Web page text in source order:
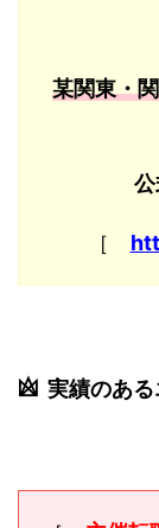
某関東・
［
実績のあ